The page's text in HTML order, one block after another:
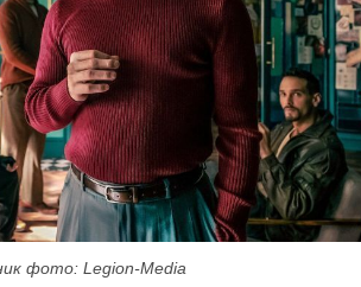
фото: Legion-Media